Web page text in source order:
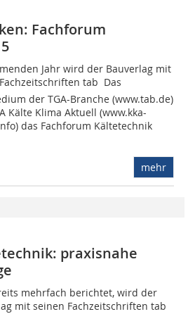
Fachforum
Jahr wird der Bauverlag mit
tab  Das
der TGA-Branche (www.tab.de)
Kälte Klima Aktuell (www.kka-
das Fachforum Kältetechnik
mehr
praxisnahe
mehrfach berichtet, wird der
mit sei­nen Fachzeitschriften tab 